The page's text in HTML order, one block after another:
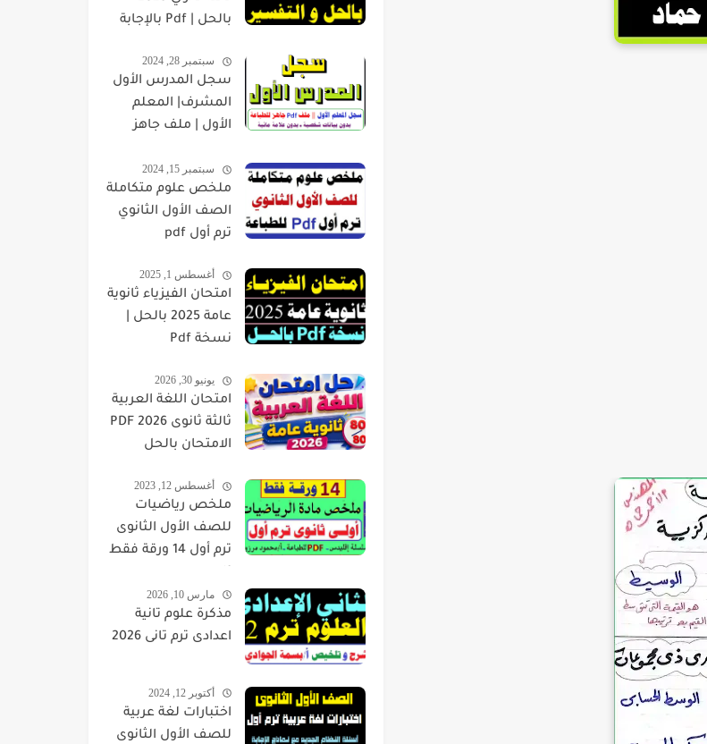
بالحل | Pdf بالإجابة
سبتمبر 28, 2024
سجل المدرس الأول
المشرف| المعلم
الأول | ملف جاهز
شخصية
سبتمبر 15, 2024
ملخص علوم متكاملة
الصف الأول الثانوي
ترم أول pdf
أغسطس 1, 2025
امتحان الفيزياء ثانوية
عامة 2025 بالحل |
نسخة Pdf
يونيو 30, 2026
امتحان اللغة العربية
ثالثة ثانوى 2026 PDF
الامتحان بالحل
أغسطس 12, 2023
ملخص رياضيات
للصف الأول الثانوى
ترم أول 14 ورقة فقط
مارس 10, 2026
مذكرة علوم تانية
اعدادى ترم تانى 2026
أكتوبر 12, 2024
اختبارات لغة عربية
للصف الأول الثانوى